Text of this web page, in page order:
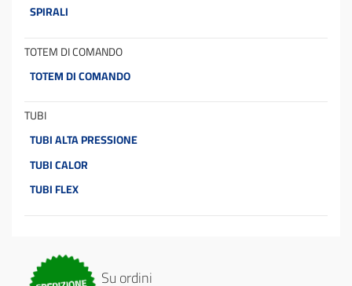
SPIRALI
TOTEM DI COMANDO
TOTEM DI COMANDO
TUBI
TUBI ALTA PRESSIONE
TUBI CALOR
TUBI FLEX
Su ordini